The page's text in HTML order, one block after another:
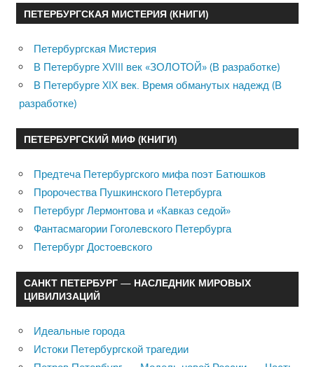
ПЕТЕРБУРГСКАЯ МИСТЕРИЯ (КНИГИ)
Петербургская Мистерия
В Петербурге XVIII век «ЗОЛОТОЙ» (В разработке)
В Петербурге XIX век. Время обманутых надежд (В
разработке)
ПЕТЕРБУРГСКИЙ МИФ (КНИГИ)
Предтеча Петербургского мифа поэт Батюшков
Пророчества Пушкинского Петербурга
Петербург Лермонтова и «Кавказ седой»
Фантасмагории Гоголевского Петербурга
Петербург Достоевского
САНКТ ПЕТЕРБУРГ — НАСЛЕДНИК МИРОВЫХ
ЦИВИЛИЗАЦИЙ
Идеальные города
Истоки Петербургской трагедии